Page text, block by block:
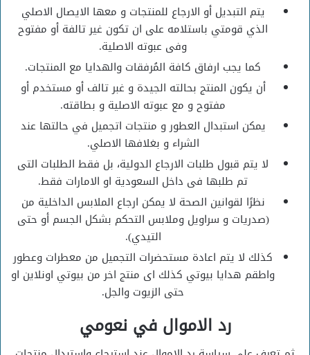
يتم التبديل أو الارجاع للمنتجات و معها الايصال الاصلي
الذي قومتي باستلامه على ان تكون غير تالفة أو مفتوح
وفى عبوته الاصلية.
كما يجب ارفاق كافة المُرفقات والهدايا مع المنتجات.
أن يكون المنتج بحالته الجيدة و غبر تالف أو مستخدم أو
مفتوح و مع عبوته الاصلية و بطاقته.
يمكن استبدال العطور و منتجات اتجميل في حالتها عند
الشراء و بغلافها الاصلي.
لا يتم قبول طلبات الارجاع الدولية، بل فقط الطلبات التى
تم طلبها فى داخل السعودية او الامارات فقط.
نظرًا لقوانين الصحة لا يمكن ارجاع الملابس الداخلية من
(صدريات و سراويل وملابس التحكم بشكل الجسم أو حتى
التيدي).
كذلك لا يتم اعادة مستحضرات التجميل من معطرات وعطور
واطقم هدايا بيوتي كذلك اى منتج اخر من بيوتي اونلاين او
حتى الزيوت والجل.
رد الاموال في نعومي